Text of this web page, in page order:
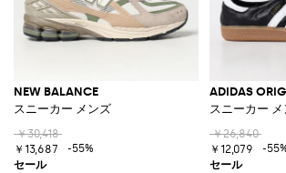
NEW BALANCE
スニーカー メンズ
￥30,418
￥13,687
-55%
ADIDAS
スニーカー
￥26,840
￥12,079
-